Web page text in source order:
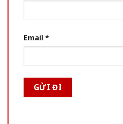
Email *